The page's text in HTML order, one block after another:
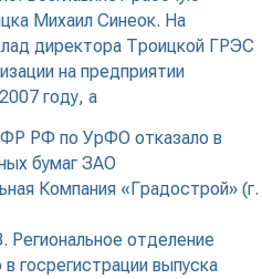
Михаил Синеок. На
директора Троицкой ГРЭС
на предприятии
году, а
РФ по УрФО отказало в
бумаг ЗАО
Компания «Градострой» (г.
отделение
выпуска